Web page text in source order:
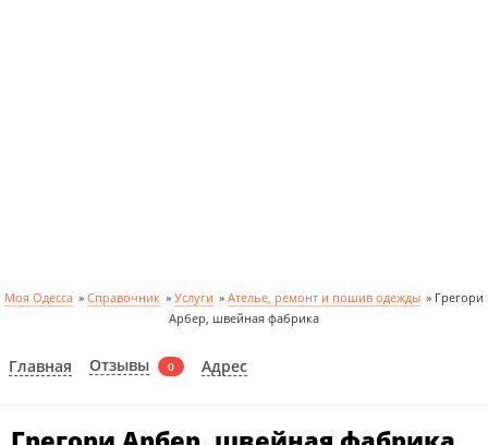
Моя Одесса » Справочник » Услуги » Ателье, ремонт и пошив одежды » Грегори
Арбер, швейная фабрика
Главная Отзывы 0 Адрес